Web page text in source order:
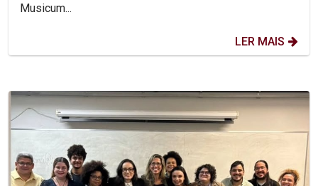
Musicum...
LER MAIS